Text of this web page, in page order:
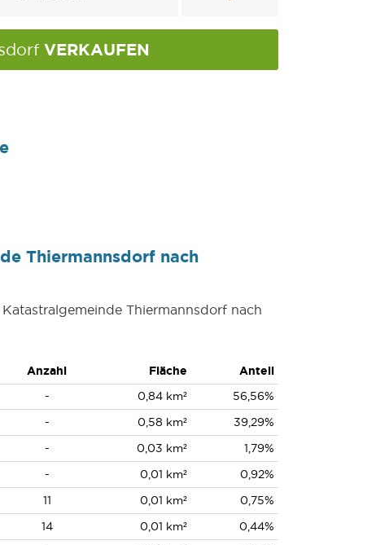
VERKAUFEN
Thiermannsdorf nach
Thiermannsdorf nach
Anzahl Fläche
Anteil
- 0,84 km²
56,56%
- 0,58 km²
39,29%
- 0,03 km²
1,79%
- 0,01 km²
0,92%
11 0,01 km²
0,75%
14 0,01 km²
0,44%